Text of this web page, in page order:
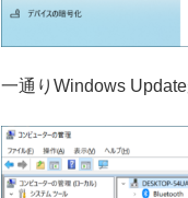
一通りWindows